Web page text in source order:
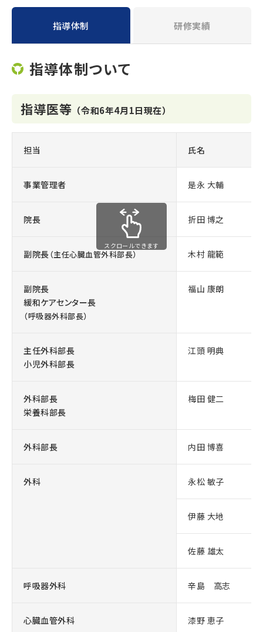
指導体制 研修実績
指導体制ついて
指導医等 （令和6年4月1日現在）
担当 氏名
事業管理者 是永 大輔
院長 折田 博之
副院長 （主任心臓血管外科部長） 木村 龍範
副院長
緩和ケアセンター長
（呼吸器外科部長）
福山 康朗
主任外科部長
小児外科部長
江頭 明典
外科部長
栄養科部長
梅田 健二
外科部長 内田 博喜
外科 永松 敏子
伊藤 大地
佐藤 雄太
呼吸器外科 辛島 高志
心臓血管外科 漆野 恵子
スクロールできます